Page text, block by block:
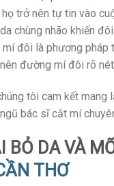
trở nên tự tin vào
chùng nhão khiến
đôi là phương
đường mí đôi rõ
tôi cam kết mang
bác sĩ cắt mí
BỎ DA VÀ
THƠ